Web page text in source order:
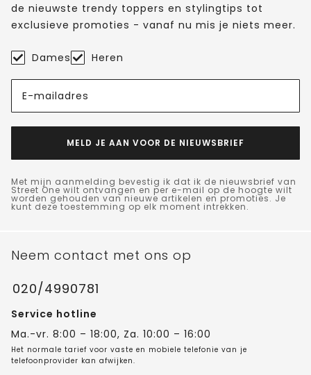
de nieuwste trendy toppers en stylingtips tot
exclusieve promoties - vanaf nu mis je niets meer.
Dames Heren
E-mailadres
MELD JE AAN VOOR DE NIEUWSBRIEF
Met mijn aanmelding bevestig ik dat ik de nieuwsbrief van
Street One wilt ontvangen en per e-mail op de hoogte wilt
worden gehouden van nieuwe artikelen en promoties. Je
kunt deze toestemming op elk moment intrekken.
Neem contact met ons op
020/4990781
Service hotline
Ma.-vr. 8:00 – 18:00, Za. 10:00 – 16:00
Het normale tarief voor vaste en mobiele telefonie van je
telefoonprovider kan afwijken.